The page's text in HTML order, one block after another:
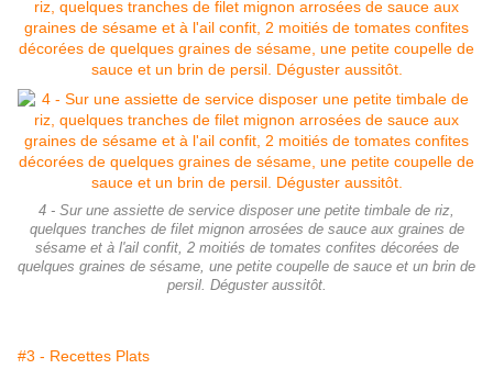
4 - Sur une assiette de service disposer une petite timbale de riz,
quelques tranches de filet mignon arrosées de sauce aux graines de
sésame et à l'ail confit, 2 moitiés de tomates confites décorées de
quelques graines de sésame, une petite coupelle de sauce et un brin de
persil. Déguster aussitôt.
#3 - Recettes Plats